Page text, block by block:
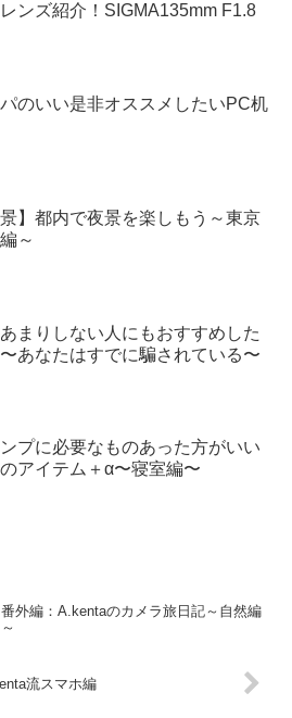
レンズ紹介！SIGMA135mm F1.8
のいい是非オススメしたいPC机
景】都内で夜景を楽しもう～東京
～
まりしない人にもおすすめした
あなたはすでに騙されている〜
プに必要なものあった方がいい
アイテム＋α〜寝室編〜
番外編：A.kentaのカメラ旅日記～自然編
～
流スマホ編